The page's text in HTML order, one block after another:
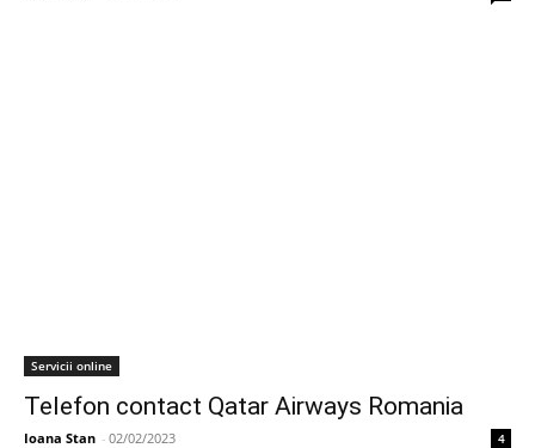
Servicii online
Telefon contact Qatar Airways Romania
Ioana Stan - 02/02/2023 4